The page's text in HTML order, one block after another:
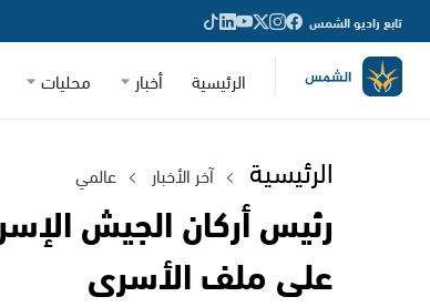
تابع راديو الشمس
الرئيسية أخبار محليات
الرئيسية آخر الأخبار عالمي
رئيس أركان الجيش
على ملف الأسرى